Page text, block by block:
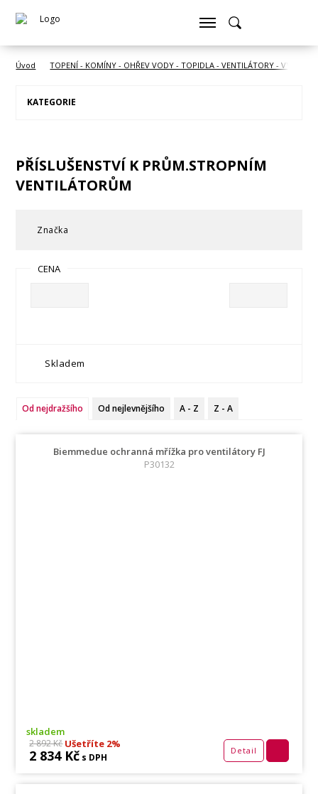
Úvod TOPENÍ - KOMÍNY - OHŘEV VODY - TOPIDLA - VENTILÁTORY -
KATEGORIE
PŘÍSLUŠENSTVÍ K PRŮM.STROPNÍM
VENTILÁTORŮM
Značka
CENA
Skladem
Od nejdražšího Od nejlevnějšího A - Z Z - A
Biemmedue ochranná mřížka pro ventilátory FJ
P30132
skladem
2 892 KčUšetříte 2%
2 834 Kč s DPH
Detail